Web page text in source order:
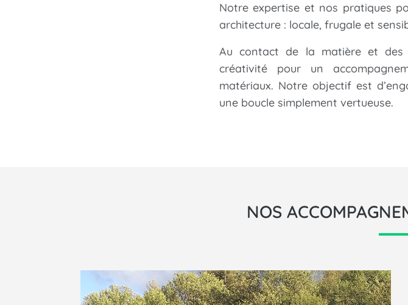
Notre expertise et nos pratiques
architecture : locale, frugale et
Au contact de la matière et des
créativité pour un
matériaux. Notre objectif est
une boucle simplement vertueuse.
NOS